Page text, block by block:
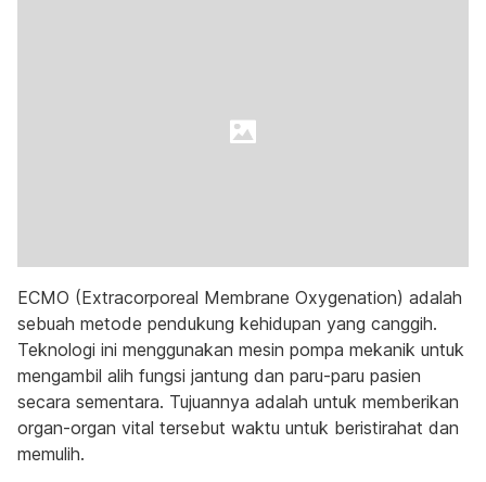
ECMO (Extracorporeal Membrane Oxygenation) adalah
sebuah metode pendukung kehidupan yang canggih.
Teknologi ini menggunakan mesin pompa mekanik untuk
mengambil alih fungsi jantung dan paru-paru pasien
secara sementara. Tujuannya adalah untuk memberikan
organ-organ vital tersebut waktu untuk beristirahat dan
memulih.